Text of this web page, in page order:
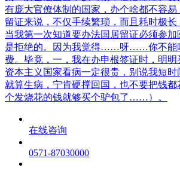
有庞大官僚体制的国家，办个啥都不容
留证来说，不仅手续繁琐，而且耗时极长
当我第一次知道要办法国居留证必须参
是拒绝的。因为我觉得……呀……你不能
费。毕竟，一，我在办申根签证时，明
资本主义国家看病一定很贵，别说我短时
就算生病，宁肯硬撑回国，也不要把钱
个发烧花的钱就够买个驴包了……）。
在线咨询
0571-87030000